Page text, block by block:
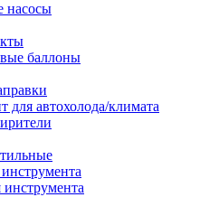
насосы
баллоны
для автохолода/климата